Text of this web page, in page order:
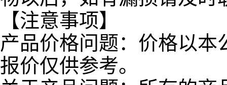
【注意事项】
产品价格问题：价格以
报价仅供参考。